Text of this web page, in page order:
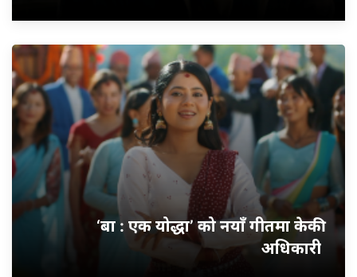
‘बा : एक योद्धा’ को नयाँ गीतमा केकी
अधिकारी